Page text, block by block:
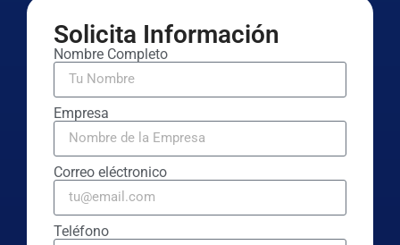
Solicita Información
Nombre Completo
Empresa
Correo eléctronico
Teléfono